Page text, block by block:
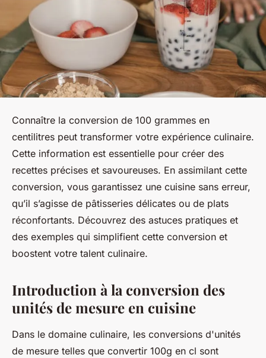
Connaître la conversion de 100 grammes en
centilitres peut transformer votre expérience culinaire.
Cette information est essentielle pour créer des
recettes précises et savoureuses. En assimilant cette
conversion, vous garantissez une cuisine sans erreur,
qu’il s’agisse de pâtisseries délicates ou de plats
réconfortants. Découvrez des astuces pratiques et
des exemples qui simplifient cette conversion et
boostent votre talent culinaire.
Introduction à la conversion des
unités de mesure en cuisine
Dans le domaine culinaire, les conversions d'unités
de mesure telles que convertir 100g en cl sont